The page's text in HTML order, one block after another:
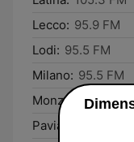
Lecco: 95.9 FM
Lodi: 95.5 FM
Milano: 95.5 FM
Monza:
95.5 FM
Pavia: